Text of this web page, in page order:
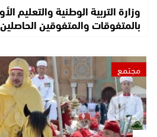
وزارة التربية الوطنية والتعليم
بالمتفوقات والمتفوقين
مجتمع